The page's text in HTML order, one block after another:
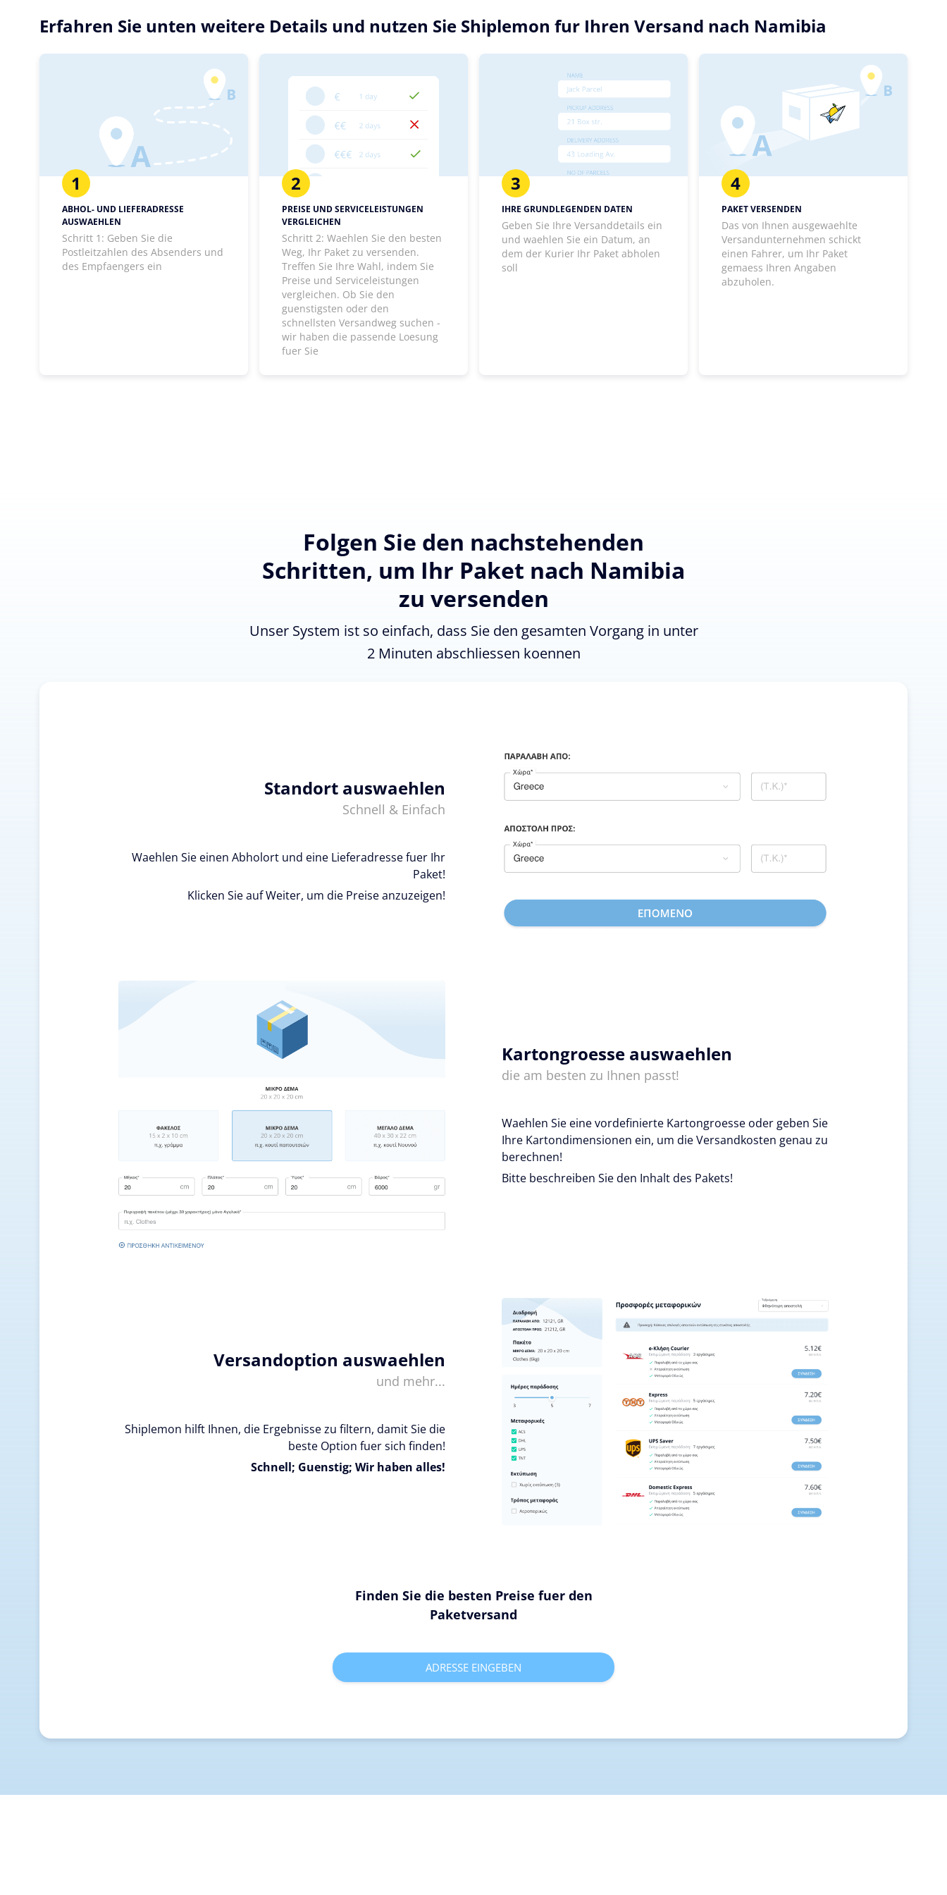
Erfahren Sie unten weitere Details und nutzen Sie Shiplemon fur Ihren Versand nach Namibia
1
ABHOL- UND LIEFERADRESSE
AUSWAEHLEN
Schritt 1: Geben Sie die
Postleitzahlen des Absenders und
des Empfaengers ein
2
PREISE UND SERVICELEISTUNGEN
VERGLEICHEN
Schritt 2: Waehlen Sie den besten
Weg, Ihr Paket zu versenden.
Treffen Sie Ihre Wahl, indem Sie
Preise und Serviceleistungen
vergleichen. Ob Sie den
guenstigsten oder den
schnellsten Versandweg suchen -
wir haben die passende Loesung
fuer Sie
3
IHRE GRUNDLEGENDEN DATEN
Geben Sie Ihre Versanddetails ein
und waehlen Sie ein Datum, an
dem der Kurier Ihr Paket abholen
soll
4
PAKET VERSENDEN
Das von Ihnen ausgewaehlte
Versandunternehmen schickt
einen Fahrer, um Ihr Paket
gemaess Ihren Angaben
abzuholen.
Folgen Sie den nachstehenden
Schritten, um Ihr Paket nach Namibia
zu versenden
Unser System ist so einfach, dass Sie den gesamten Vorgang in unter
2 Minuten abschliessen koennen
Standort auswaehlen
Schnell & Einfach
Waehlen Sie einen Abholort und eine Lieferadresse fuer Ihr
Paket!
Klicken Sie auf Weiter, um die Preise anzuzeigen!
Kartongroesse auswaehlen
die am besten zu Ihnen passt!
Waehlen Sie eine vordefinierte Kartongroesse oder geben Sie
Ihre Kartondimensionen ein, um die Versandkosten genau zu
berechnen!
Bitte beschreiben Sie den Inhalt des Pakets!
Versandoption auswaehlen
und mehr...
Shiplemon hilft Ihnen, die Ergebnisse zu filtern, damit Sie die
beste Option fuer sich finden!
Schnell; Guenstig; Wir haben alles!
Finden Sie die besten Preise fuer den
Paketversand
ADRESSE EINGEBEN